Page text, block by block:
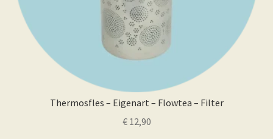
Thermosfles – Eigenart – Flowtea – Filter
€12,90